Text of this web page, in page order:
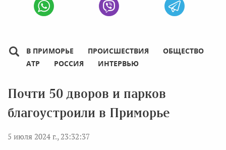
В ПРИМОРЬЕ ПРОИСШЕСТВИЯ
ОБЩЕСТВО
АТР
РОССИЯ ИНТЕРВЬЮ
Почти 50 дворов и парков
благоустроили в Приморье
5 июля 2024 г., 23:32:37